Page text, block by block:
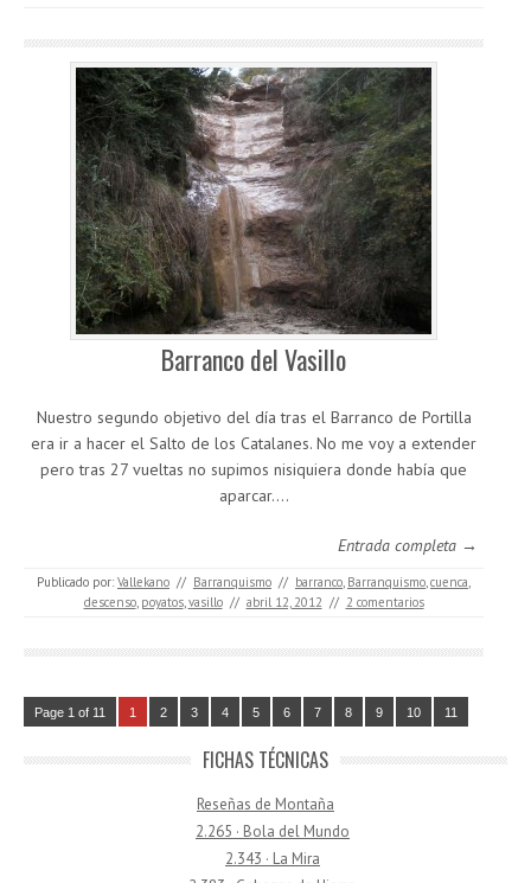
Barranco del Vasillo
Nuestro segundo objetivo del día tras el Barranco de Portilla
era ir a hacer el Salto de los Catalanes. No me voy a extender
pero tras 27 vueltas no supimos nisiquiera donde había que
aparcar.…
Entrada completa →
Publicado por: Vallekano // Barranquismo // barranco Barranquismo cuenca
descenso, poyatos, vasillo // abril 12, 2012 // 2 comentarios
Page 1 of 11 1 2 3 4 5 6 7 8 9 10 11
FICHAS TÉCNICAS
Reseñas de Montaña
2.265 · Bola del Mundo
2.343 · La Mira